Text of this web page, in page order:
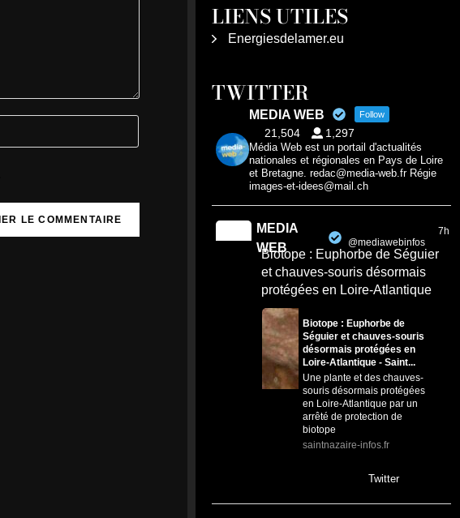
LIENS UTILES
Energiesdelamer.eu
TWITTER
MEDIA WEB Follow
21,504 1,297
Média Web est un portail d'actualités
nationales et régionales en Pays de Loire
et Bretagne. redac@media-web.fr Régie
images-et-idees@mail.ch
MEDIA
WEB
@mediawebinfos
7h
Biotope : Euphorbe de Séguier
et chauves-souris désormais
protégées en Loire-Atlantique
Biotope : Euphorbe de
Séguier et chauves-souris
désormais protégées en
Loire-Atlantique - Saint...
Une plante et des chauves-
souris désormais protégées
en Loire-Atlantique par un
arrêté de protection de
biotope
saintnazaire-infos.fr
Twitter